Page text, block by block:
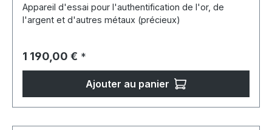
Appareil d'essai pour l'authentification de l'or, de
l'argent et d'autres métaux (précieux)
Prix régulier :
1 190,00 € *
Ajouter au panier